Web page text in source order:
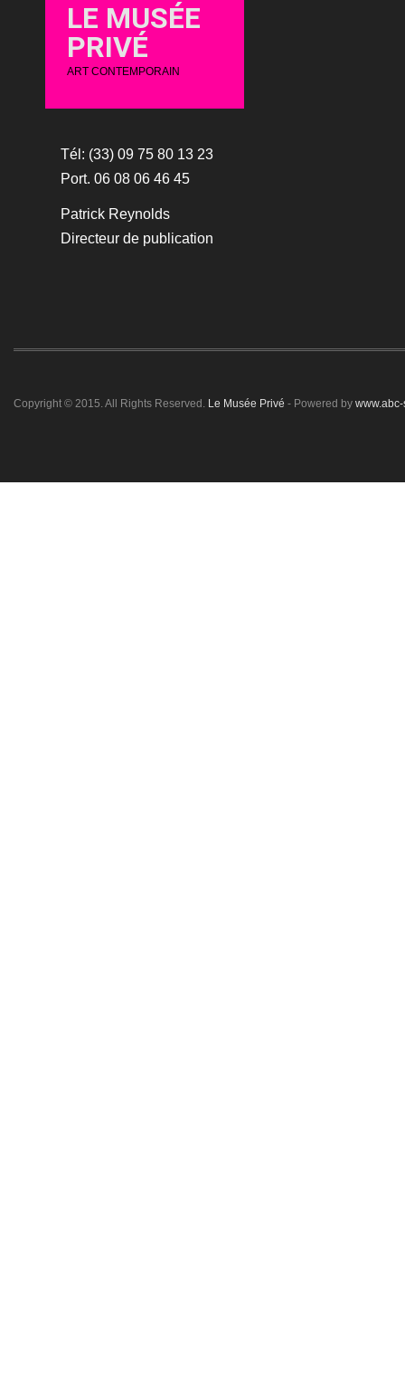
LE MUSÉE
PRIVÉ
ART CONTEMPORAIN
Tél: (33) 09 75 80 13 23
Port. 06 08 06 46 45
Patrick Reynolds
Directeur de publication
Copyright © 2015. All Rights Reserved. Le Musée Privé - Powered by